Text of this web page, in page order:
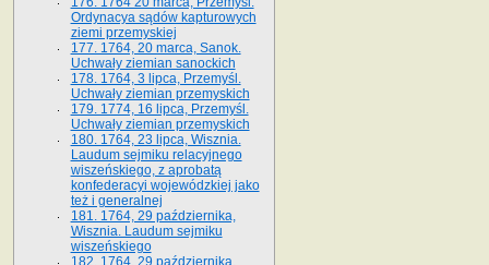
Ordynacya sądów kapturowych
ziemi przemyskiej
177. 1764, 20 marca, Sanok.
Uchwały ziemian sanockich
178. 1764, 3 lipca, Przemyśl.
Uchwały ziemian przemyskich
179. 1774, 16 lipca, Przemyśl.
Uchwały ziemian przemyskich
180. 1764, 23 lipca, Wisznia.
Laudum sejmiku relacyjnego
wiszeńskiego, z aprobatą
konfederacyi wojewódzkiej jako
też i generalnej
181. 1764, 29 października,
Wisznia. Laudum sejmiku
wiszeńskiego
182. 1764, 29 października,